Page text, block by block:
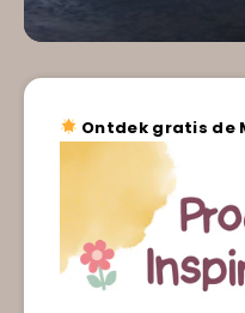
Ontdek gratis de